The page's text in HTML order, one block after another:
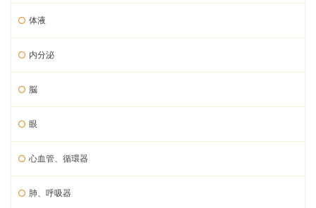
体液
内分泌
脳
眼
心血管、循環器
肺、呼吸器